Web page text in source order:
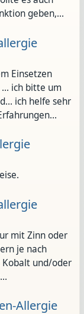
geben,…
Einsetzen
ich bitte um
ich helfe sehr
mit Zinn oder
je nach
und/oder
Allergie